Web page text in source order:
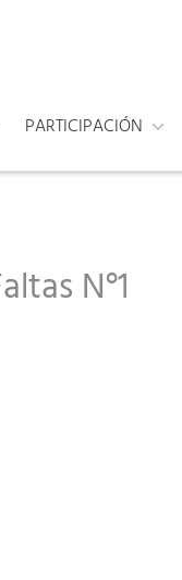
PARTICIPACIÓN
N°1